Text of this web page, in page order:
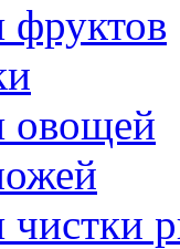
овощей